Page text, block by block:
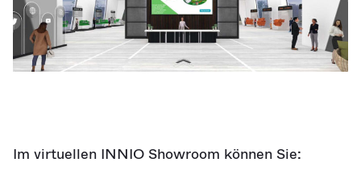
Im virtuellen INNIO Showroom können Sie: